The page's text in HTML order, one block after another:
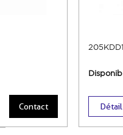
Contact Détail